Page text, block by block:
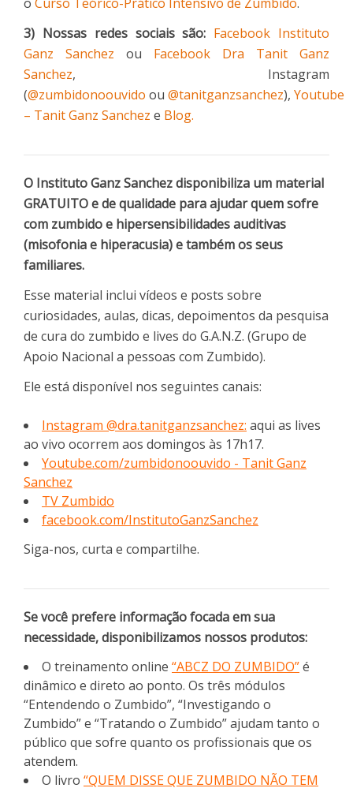
3) Nossas redes sociais são: Facebook Instituto
Ganz Sanchez ou Facebook Dra Tanit Ganz
Sanchez, Instagram
(@zumbidonoouvido ou @tanitganzsanchez), Youtube
– Tanit Ganz Sanchez e Blog.
O Instituto Ganz Sanchez disponibiliza um material
GRATUITO e de qualidade para ajudar quem sofre
com zumbido e hipersensibilidades auditivas
(misofonia e hiperacusia) e também os seus
familiares.
Esse material inclui vídeos e posts sobre
curiosidades, aulas, dicas, depoimentos da pesquisa
de cura do zumbido e lives do G.A.N.Z. (Grupo de
Apoio Nacional a pessoas com Zumbido).
Ele está disponível nos seguintes canais:
Instagram @dra.tanitganzsanchez: aqui as lives
ao vivo ocorrem aos domingos às 17h17.
Youtube.com/zumbidonoouvido - Tanit Ganz
Sanchez
TV Zumbido
facebook.com/InstitutoGanzSanchez
Siga-nos, curta e compartilhe.
Se você prefere informação focada em sua
necessidade, disponibilizamos nossos produtos:
O treinamento online “ABCZ DO ZUMBIDO”é
dinâmico e direto ao ponto. Os três módulos
“Entendendo o Zumbido”, “Investigando o
Zumbido” e “Tratando o Zumbido” ajudam tanto o
público que sofre quanto os profissionais que os
atendem.
O livro “QUEM DISSE QUE ZUMBIDO NÃO TEM